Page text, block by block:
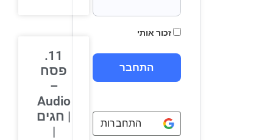
זכור אותי
התחברות באמצעותGoogle
11.
פסח
Audio
| חגים